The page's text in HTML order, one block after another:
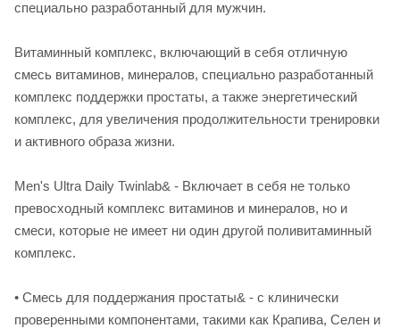
специально разработанный для мужчин.
Витаминный комплекс, включающий в себя отличную
смесь витаминов, минералов, специально разработанный
комплекс поддержки простаты, а также энергетический
комплекс, для увеличения продолжительности тренировки
и активного образа жизни.
Men's Ultra Daily Twinlab& - Включает в себя не только
превосходный комплекс витаминов и минералов, но и
смеси, которые не имеет ни один другой поливитаминный
комплекс.
• Смесь для поддержания простаты& - с клинически
проверенными компонентами, такими как Крапива, Селен и